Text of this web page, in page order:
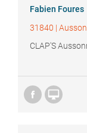
Fabien Foures
31840 |
CLAP'S
